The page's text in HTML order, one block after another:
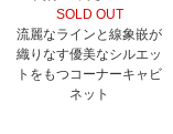
SOLD OUT
流麗なラインと線象嵌が
織りなす優美なシルエッ
トをもつコーナーキャビ
ネット